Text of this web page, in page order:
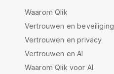
Waarom Qlik
Vertrouwen en beveiliging
Vertrouwen en privacy
Vertrouwen en AI
Waarom Qlik voor AI